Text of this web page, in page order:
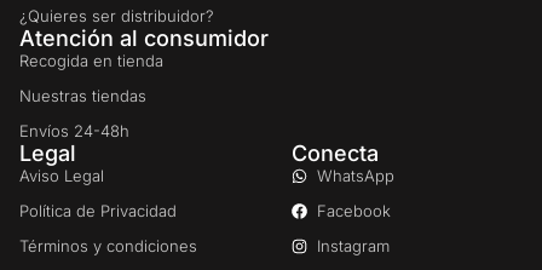
¿Quieres ser distribuidor?
Atención al consumidor
Recogida en tienda
Nuestras tiendas
Envíos 24-48h
Legal
Aviso Legal
Política de Privacidad
Términos y condiciones
Conecta
WhatsApp
Facebook
Instagram